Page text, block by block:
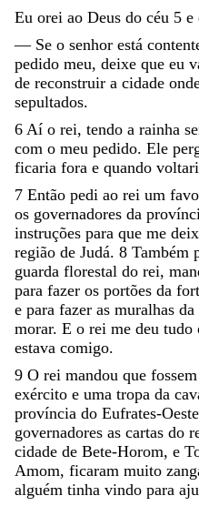
Eu orei ao Deus do céu 5 e
— Se o senhor está
pedido meu, deixe que eu
de reconstruir a cidade
sepultados.
6 Aí o rei, tendo a rainha
com o meu pedido. Ele
ficaria fora e quando
7 Então pedi ao rei um
os governadores da
instruções para que me
região de Judá. 8 Também
guarda florestal do rei,
para fazer os portões da
e para fazer as muralhas da
morar. E o rei me deu tudo
estava comigo.
9 O rei mandou que fossem
exército e uma tropa da
província do Eufrates-Oeste
governadores as cartas do
cidade de Bete-Horom, e
Amom, ficaram muito
alguém tinha vindo para